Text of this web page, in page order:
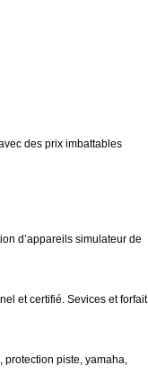
des prix imbattables
d’appareils simulateur de
et certifié. Sevices et forfait
protection piste, yamaha,